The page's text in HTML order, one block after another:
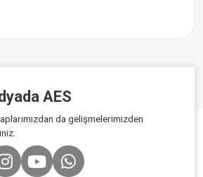
AES
da gelişmelerimizden